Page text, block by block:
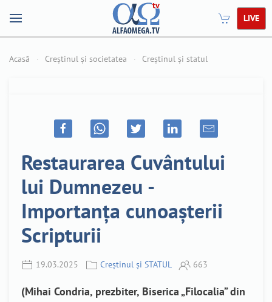
LIVE
Acasă Creștinul și societatea Creștinul și statul
Restaurarea Cuvântului
lui Dumnezeu -
Importanța cunoașterii
Scripturii
19.03.2025 Creștinul și STATUL 663
(Mihai Condria, prezbiter, Biserica „Filocalia” din